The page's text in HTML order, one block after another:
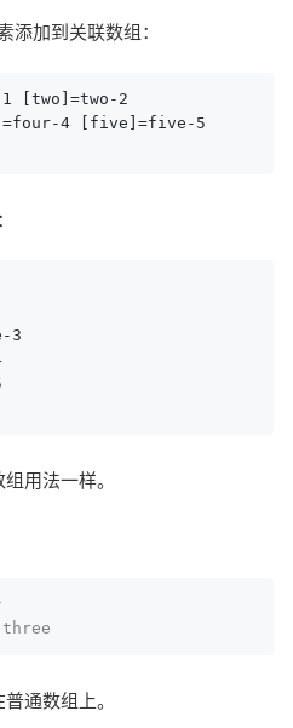
添加到关联数组：
[two]=two-2
4 [five]=five-5
3
用法一样。
通数组上。